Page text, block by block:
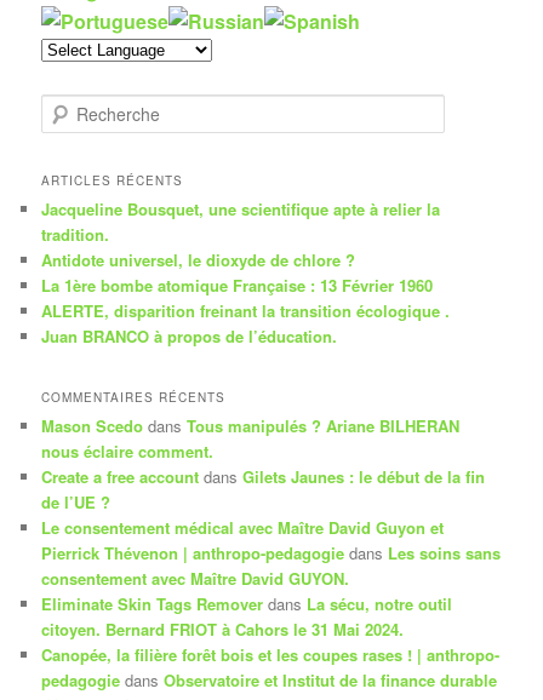
e
h
r
c
h
e
ARTICLES RÉCENTS
Jacqueline Bousquet, une scientifique apte à relier la
tradition.
Antidote universel, le dioxyde de chlore ?
La 1ère bombe atomique Française : 13 Février 1960
ALERTE, disparition freinant la transition écologique .
Juan BRANCO à propos de l’éducation.
COMMENTAIRES RÉCENTS
Mason Scedo dansTous manipulés ? Ariane BILHERAN
nous éclaire comment.
Create a free account dansGilets Jaunes : le début de la fin
de l’UE ?
Le consentement médical avec Maître David Guyon et
Pierrick Thévenon | anthropo-pedagogie dans Les soins sans
consentement avec Maître David GUYON.
Eliminate Skin Tags Remover dans La sécu, notre outil
citoyen. Bernard FRIOT à Cahors le 31 Mai 2024.
Canopée, la filière forêt bois et les coupes rases ! | anthropo-
pedagogie dansObservatoire et Institut de la finance durable